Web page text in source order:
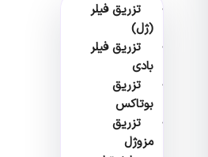
تزریق فیلر
(ژل)
تزریق فیلر
بادی
تزریق
بوتاکس
تزریق
مزوژل